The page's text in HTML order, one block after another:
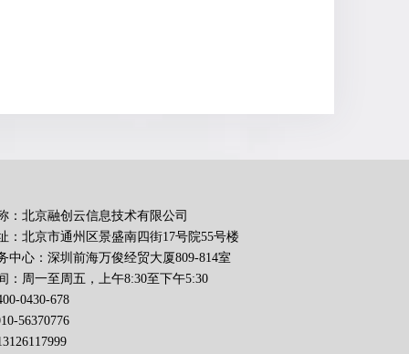
：北京融创云信息技术有限公司
：北京市通州区景盛南四街17号院55号楼
中心：深圳前海万俊经贸大厦809-814室
：周一至周五，上午8:30至下午5:30
0430-678